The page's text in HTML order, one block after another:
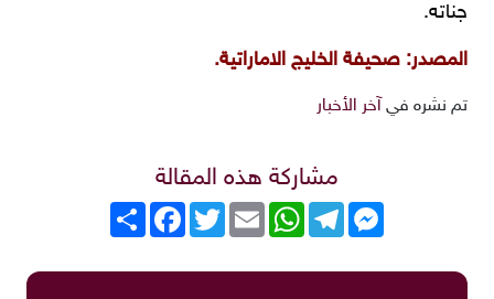
جناته.
المصدر: صحيفة الخليج الاماراتية.
تم نشره في آخر الأخبار
مشاركة هذه المقالة
انشر
FacebookTwitterEmail
WhatsAppTelegram
Messenger